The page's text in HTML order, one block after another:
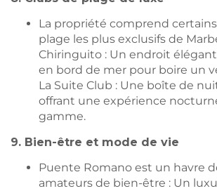
La propriété comprend
plage les plus exclusifs de
Chiringuito : Un endroit
en bord de mer pour boire un
La Suite Club : Une boîte de
offrant une expérience
gamme.
9. Bien-être et mode de vie
Puente Romano est un havre
amateurs de bien-être : Un